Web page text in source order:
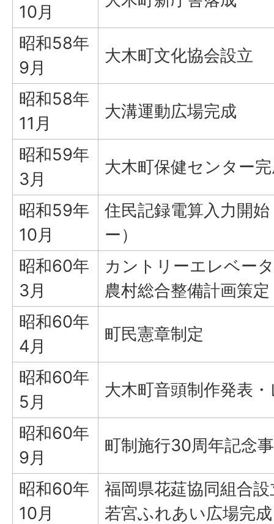
10月
昭和58年
9月
大木町文化協会設立
昭和58年
11月
大溝運動広場完成
昭和59年
3月
大木町保健センター
昭和59年
10月
住民記録電算入力開
ー）
昭和60年
3月
カントリーエレベー
農村総合整備計画策定
昭和60年
4月
町民憲章制定
昭和60年
5月
大木町音頭制作発表
昭和60年
9月
町制施行30周年記念
昭和60年
10月
福岡県花莚協同組合設
若宮ふれあい広場完成